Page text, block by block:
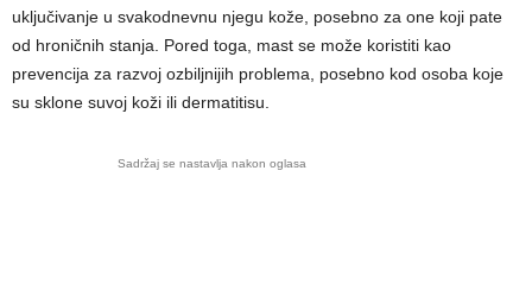
uključivanje u svakodnevnu njegu kože, posebno za one koji pate
od hroničnih stanja. Pored toga, mast se može koristiti kao
prevencija za razvoj ozbiljnijih problema, posebno kod osoba koje
su sklone suvoj koži ili dermatitisu.
Sadržaj se nastavlja nakon oglasa